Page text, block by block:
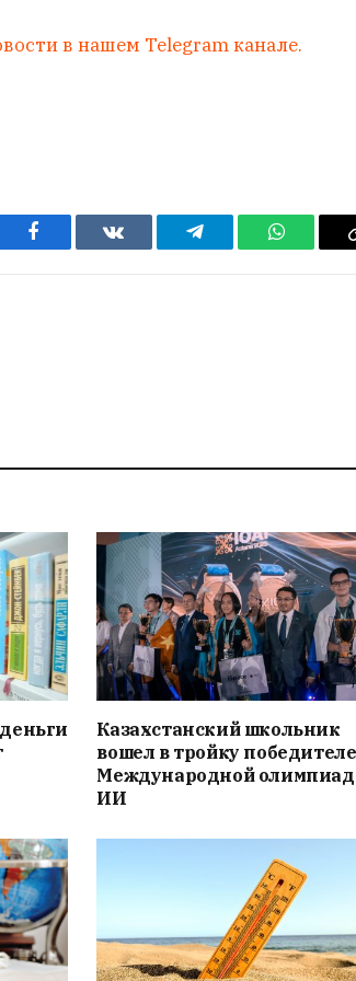
в нашем Telegram канале.
Facebook VKontakteTelegram
Казахстанский школьник
вошел в тройку
Международной
ИИ